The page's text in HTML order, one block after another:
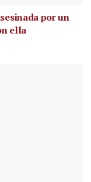
por un
ella